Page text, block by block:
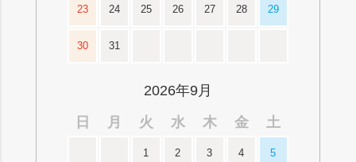
23 24 25 26 27 28 29
30 31
2026年9月
日
月 火 水 木 金 土
1 2 3 4 5